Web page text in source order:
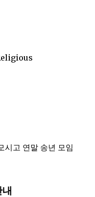
시고 연말 송년 모임